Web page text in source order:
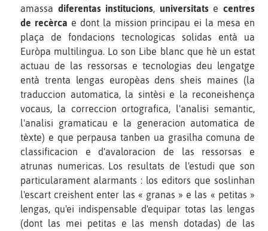
amassa diferentas institucions, universitatsecentres
de recèrca e dont la mission principau ei la mesa en
plaça de fondacions tecnologicas solidas entà ua
Euròpa multilingua. Lo son Libe blanc que hè un estat
actuau de las ressorsas e tecnologias deu lengatge
entà trenta lengas europèas dens sheis maines (la
traduccion automatica, la sintèsi e la reconeishença
vocaus, la correccion ortografica, l'analisi semantic,
l'analisi gramaticau e la generacion automatica de
tèxte) e que perpausa tanben ua grasilha comuna de
classificacion e d'avaloracion de las ressorsas e
atrunas numericas. Los resultats de l'estudi que son
particularament alarmants : los editors que soslinhan
l'escart creishent enter las « granas » e las « petitas »
lengas, qu'ei indispensable d'equipar totas las lengas
(dont las mei petitas e las mensh dotadas) de las